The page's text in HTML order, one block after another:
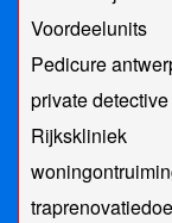
Voordeelunits
Pedicure
private detective
Rijkskliniek